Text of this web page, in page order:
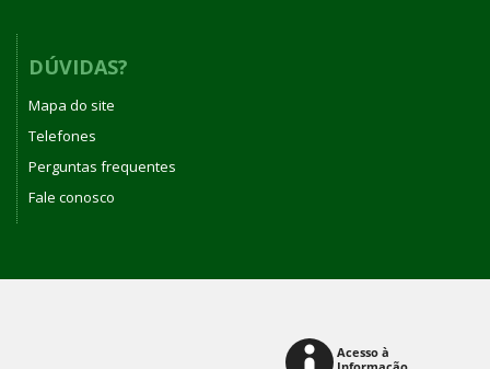
DÚVIDAS?
Mapa do site
Telefones
Perguntas frequentes
Fale conosco